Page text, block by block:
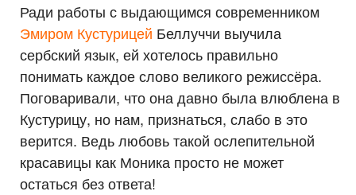
Ради работы с выдающимся современником
Эмиром Кустурицей Беллуччи выучила
сербский язык, ей хотелось правильно
понимать каждое слово великого режиссёра.
Поговаривали, что она давно была влюблена в
Кустурицу, но нам, признаться, слабо в это
верится. Ведь любовь такой ослепительной
красавицы как Моника просто не может
остаться без ответа!